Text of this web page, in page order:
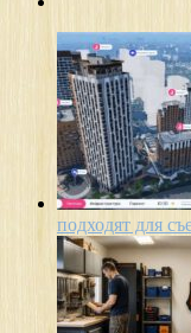
подходят для